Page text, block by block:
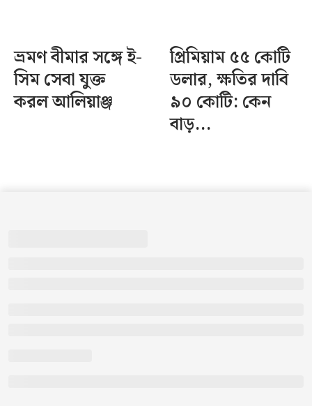
ভ্রমণ বীমার সঙ্গে ই-
সিম সেবা যুক্ত
করল আলিয়াঞ্জ
প্রিমিয়াম ৫৫ কোটি
ডলার, ক্ষতির দাবি
৯০ কোটি: কেন
বাড়...